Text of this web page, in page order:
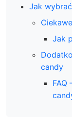
Jak
Jak
candy
FAQ